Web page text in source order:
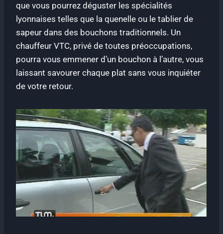
que vous pourrez déguster les spécialités
lyonnaises telles que la quenelle ou le tablier de
sapeur dans des bouchons traditionnels. Un
chauffeur VTC, privé de toutes préoccupations,
pourra vous emmener d’un bouchon à l’autre, vous
laissant savourer chaque plat sans vous inquiéter
de votre retour.